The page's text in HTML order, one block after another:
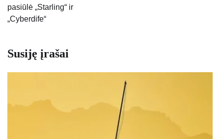
pasiūlė „Starling“ ir
„Cyberdife“
Susiję įrašai